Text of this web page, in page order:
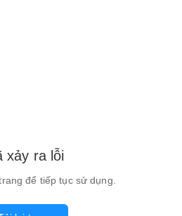
xảy ra lỗi
để tiếp tục sử dụng.